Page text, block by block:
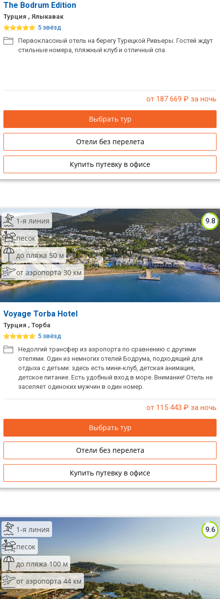
The Bodrum Edition
Турция , Ялыкавак
5 звёзд
Первоклассный отель на берегу Турецкой Ривьеры. Гостей ждут
стильные номера, пляжный клуб и отличный спа.
от 187 669 ₽ за ночь
Выбрать тур
Отели без перелета
Купить путевку в офисе
9.8
1-я линия
песок
до пляжа 50 м
от аэропорта 30 км
Voyage Torba Hotel
Турция , Торба
5 звёзд
Недолгий трансфер из аэропорта по сравнению с другими
отелями. Один из немногих отелей Бодрума, подходящий для
отдыха с детьми: здесь есть мини-клуб, детская анимация,
детское питание. Есть удобный вход в море. Внимание! Отель не
заселяет одиноких мужчин в один номер.
от 115 443 ₽ за ночь
Выбрать тур
Отели без перелета
Купить путевку в офисе
9.6
1-я линия
песок
до пляжа 100 м
от аэропорта 44 км